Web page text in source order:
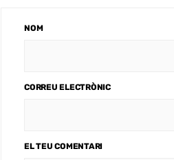
NOM
CORREU ELECTRÒNIC
EL TEU COMENTARI